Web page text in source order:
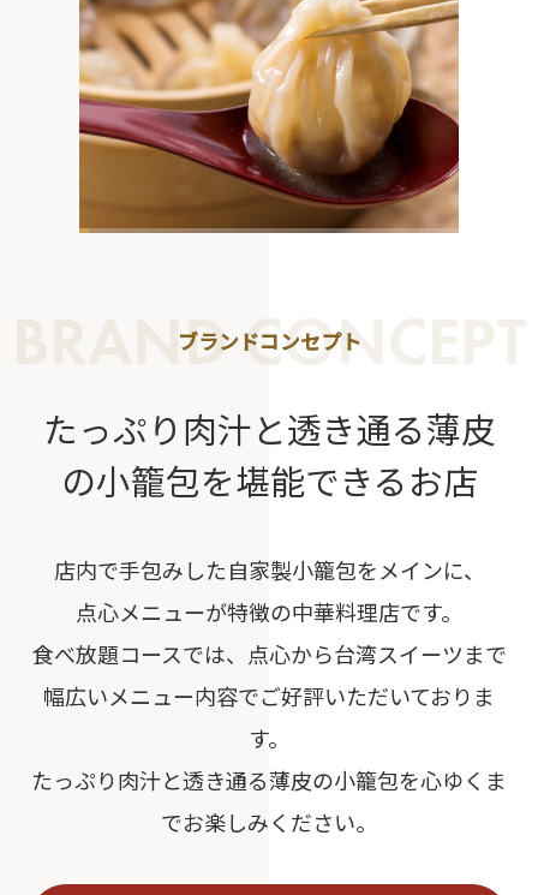
BRAND CONCEPT
ブランドコンセプト
たっぷり肉汁と透き通る薄皮
の小籠包を堪能できるお店
店内で手包みした自家製小籠包をメインに、
点心メニューが特徴の中華料理店です。
食べ放題コースでは、点心から台湾スイーツまで
幅広いメニュー内容でご好評いただいておりま
す。
たっぷり肉汁と透き通る薄皮の小籠包を心ゆくま
でお楽しみください。